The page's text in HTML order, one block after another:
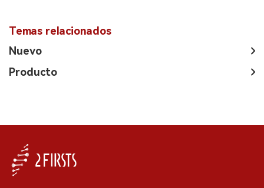
Temas relacionados
Nuevo
Producto